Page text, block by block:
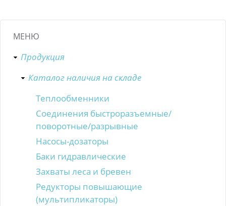
МЕНЮ
Продукция
Каталог наличия на складе
Теплообменники
Соединения быстроразъемные/
поворотные/разрывные
Насосы-дозаторы
Баки гидравлические
Захваты леса и бревен
Редукторы повышающие
(мультипликаторы)